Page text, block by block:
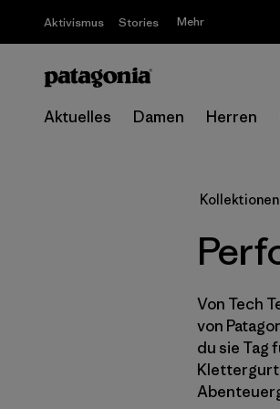
Aktivismus Stories Mehr
Aktuelles Damen Herren
Kollektionen
Von Tech
von
du sie Tag